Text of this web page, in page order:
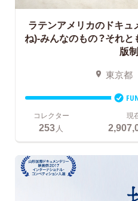
ラテンアメリカのドキュ
ね)-みんなのもの？それと
版
東京都
コレクター
253人
現